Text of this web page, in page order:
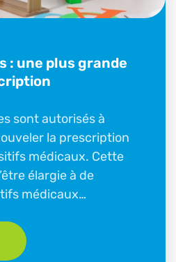
: une plus grande
sont autorisés à
la prescription
médicaux. Cette
élargie à de
médicaux…